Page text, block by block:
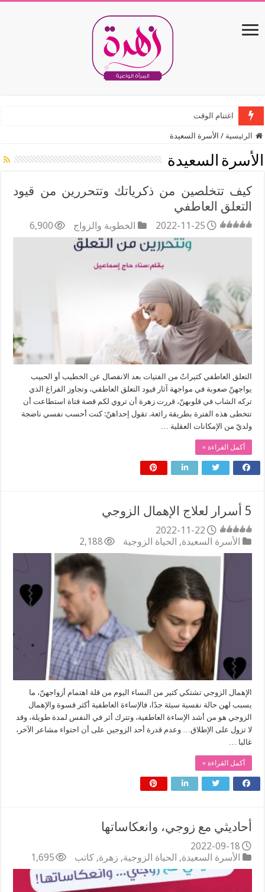
اغتنام الوقت
الرئيسية / الأسرة السعيدة
الأسرة السعيدة
كيف تتخلصين من ذكرياتك وتتحررين من قيود
التعلق العاطفي
2022-11-25 الخطوبة والزواج 6,900
التعلق العاطفي كثيراتٌ من الفتيات بعد الانفصال عن الخطيب أو الحبيب
يواجهنّ صعوبة في مواجهة آثار قيود التعلق العاطفي، وتجاوز الفراغ الذي
تركه الشاب في قلوبهنّ، قررت زهرة أن تروي لكم قصة فتاة استطاعت أن
تتخطى هذه الفترة بطريقة رائعة. تقول إحداهنّ: كنت أحسب نفسي ناضجة
ولديّ من الإمكانات العقلية …
أكمل القراءة »
5 أسرار لعلاج الإهمال الزوجي
2022-11-22
الأسرة السعيدة, الحياة الزوجية 2,188
الإهمال الزوجي تشتكي كثير من النساء اليوم من قلة اهتمام أزواجهنّ، ما
يسبب لهن حالة نفسية سيئة جدًا، فالإساءة العاطفية أكثر قسوة والإهمال
الزوجي هو من أشد الإساءة العاطفية، وتترك أثر في النفس لمدة طويلة، وقد
لا تزول على الإطلاق… وعدم قدرة أحد الزوجين على أن احتواء مشاعر الآخر،
غالبا …
أكمل القراءة »
أحاديثي مع زوجي، وانعكاساتها
2022-09-18
الأسرة السعيدة, الحياة الزوجية, زهرة, كاتب 1,695